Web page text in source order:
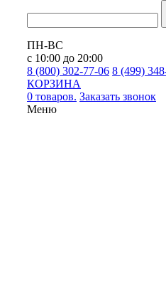
ПН-ВС
с 10:00 до 20:00
8 (800) 302-77-06 8 (499)
КОРЗИНА
0 товаров. Заказать звонок
Меню